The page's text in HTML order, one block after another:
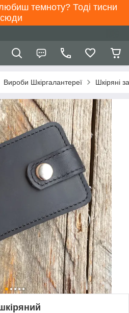
темноту? Тоді тисни
сюди
Вироби Шкіргалантереї Шкіряні